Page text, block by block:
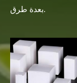
بعدة طرق.